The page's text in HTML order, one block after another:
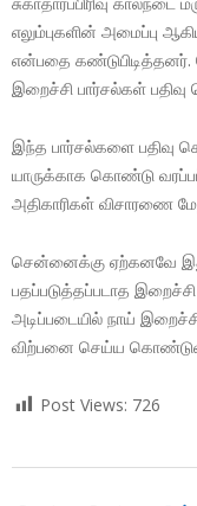
எலும்புகளின் அமைப்பு
என்பதை கண்டுபிடித்தனர்.
இறைச்சி பார்சல்கள்
இந்த பார்சல்களை
யாருக்காக கொண்டு
அதிகாரிகள் விசாரணை
சென்னைக்கு ஏற்கனவே
பதப்படுத்தப்படாத
அடிப்படையில் நாய்
விற்பனை செய்ய
Post Views: 726